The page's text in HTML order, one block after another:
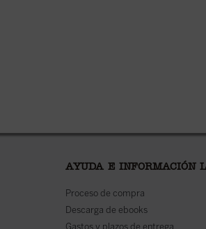
AYUDA E INFORMACIÓN
Proceso de compra
Descarga de ebooks
Gastos y plazos de entrega